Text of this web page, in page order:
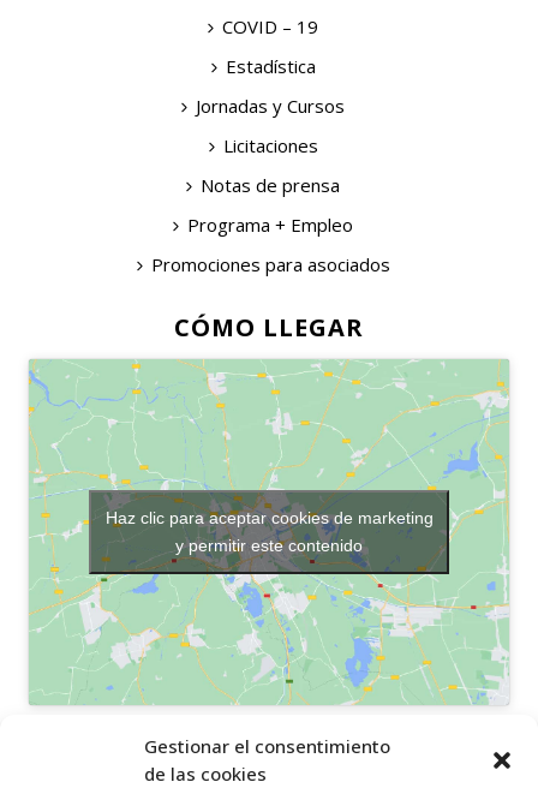
Gestionar el consentimiento
de las cookies
COVID – 19
Estadística
Jornadas y Cursos
Licitaciones
Notas de prensa
Programa + Empleo
Promociones para asociados
CÓMO LLEGAR
Haz clic para aceptar cookies de marketing
y permitir este contenido
OTROS ENLACES